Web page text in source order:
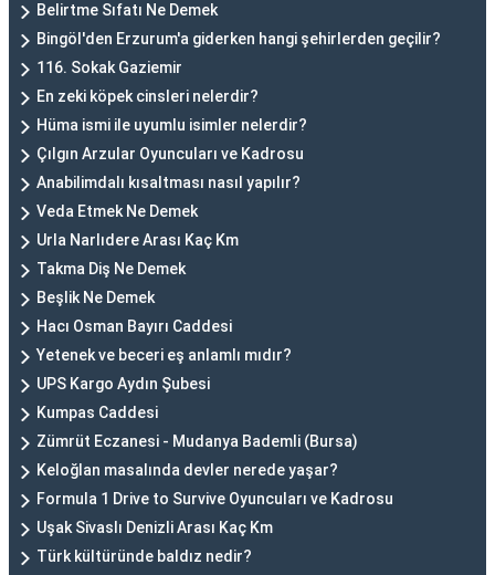
Belirtme Sıfatı Ne Demek
Bingöl'den Erzurum'a giderken hangi şehirlerden geçilir?
116. Sokak Gaziemir
En zeki köpek cinsleri nelerdir?
Hüma ismi ile uyumlu isimler nelerdir?
Çılgın Arzular Oyuncuları ve Kadrosu
Anabilimdalı kısaltması nasıl yapılır?
Veda Etmek Ne Demek
Urla Narlıdere Arası Kaç Km
Takma Diş Ne Demek
Beşlik Ne Demek
Hacı Osman Bayırı Caddesi
Yetenek ve beceri eş anlamlı mıdır?
UPS Kargo Aydın Şubesi
Kumpas Caddesi
Zümrüt Eczanesi - Mudanya Bademli (Bursa)
Keloğlan masalında devler nerede yaşar?
Formula 1 Drive to Survive Oyuncuları ve Kadrosu
Uşak Sivaslı Denizli Arası Kaç Km
Türk kültüründe baldız nedir?